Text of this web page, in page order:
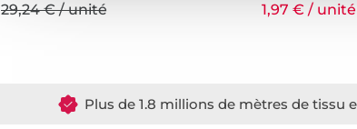
29,24 € / unité
1,97 € / unité
Plus de 1.8 millions de mètres de tissu